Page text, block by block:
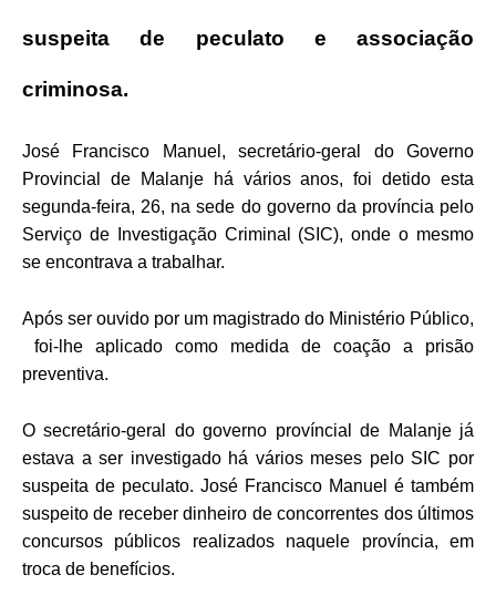
suspeita de peculato e associação
criminosa.
José Francisco Manuel, secretário-geral do Governo
Provincial de Malanje há vários anos, foi detido esta
segunda-feira, 26, na sede do governo da província pelo
Serviço de Investigação Criminal (SIC), onde o mesmo
se encontrava a trabalhar.
Após ser ouvido por um magistrado do Ministério Público,
foi-lhe aplicado como medida de coação a prisão
preventiva.
O secretário-geral do governo províncial de Malanje já
estava a ser investigado há vários meses pelo SIC por
suspeita de peculato. José Francisco Manuel é também
suspeito de receber dinheiro de concorrentes dos últimos
concursos públicos realizados naquele província, em
troca de benefícios.